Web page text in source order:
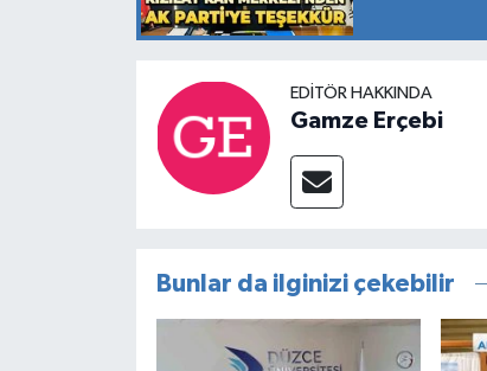
EDITÖR HAKKINDA
Gamze Erçebi
Bunlar da ilginizi çekebilir